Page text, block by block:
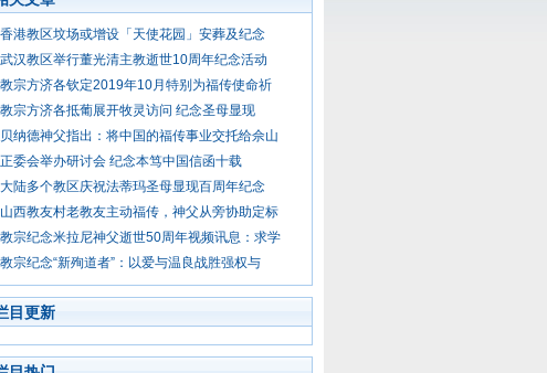
香港教区坟场或增设「天使花园」安葬及纪念
武汉教区举行董光清主教逝世10周年纪念活动
教宗方济各钦定2019年10月特别为福传使命祈
教宗方济各抵葡展开牧灵访问 纪念圣母显现
贝纳德神父指出：将中国的福传事业交托给佘山
正委会举办研讨会 纪念本笃中国信函十载
大陆多个教区庆祝法蒂玛圣母显现百周年纪念
山西教友村老教友主动福传，神父从旁协助定标
教宗纪念米拉尼神父逝世50周年视频讯息：求学
教宗纪念“新殉道者”：以爱与温良战胜强权与
目更新